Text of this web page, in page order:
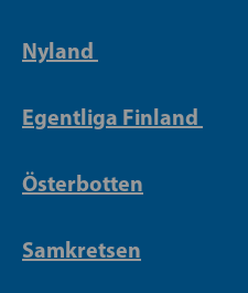
Nyland
Egentliga Finland
Österbotten
Samkretsen